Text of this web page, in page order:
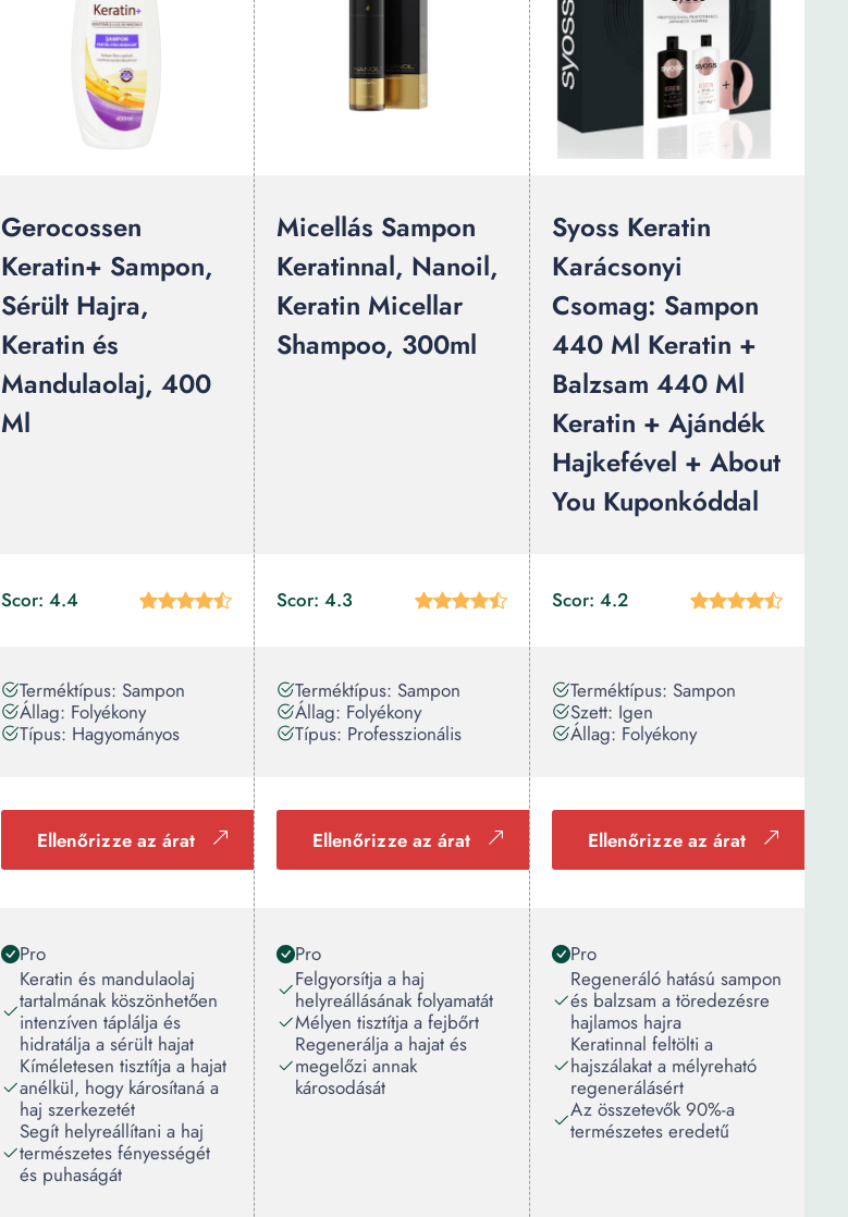
Gerocossen
Keratin+ Sampon,
Sérült Hajra,
Keratin és
Mandulaolaj, 400
Ml
Scor: 4.4
Terméktípus: Sampon
Állag: Folyékony
Típus: Hagyományos
Ellenőrizze az árat
Pro
Keratin és mandulaolaj
tartalmának köszönhetően
intenzíven táplálja és
hidratálja a sérült hajat
Kíméletesen tisztítja a hajat
anélkül, hogy károsítaná a
haj szerkezetét
Segít helyreállítani a haj
természetes fényességét
és puhaságát
Micellás Sampon
Keratinnal, Nanoil,
Keratin Micellar
Shampoo, 300ml
Scor: 4.3
Terméktípus: Sampon
Állag: Folyékony
Típus: Professzionális
Ellenőrizze az árat
Pro
Felgyorsítja a haj
helyreállásának folyamatát
Mélyen tisztítja a fejbőrt
Regenerálja a hajat és
megelőzi annak
károsodását
Syoss Keratin
Karácsonyi
Csomag: Sampon
440 Ml Keratin +
Balzsam 440 Ml
Keratin + Ajándék
Hajkefével + About
You Kuponkóddal
Scor: 4.2
Terméktípus: Sampon
Szett: Igen
Állag: Folyékony
Ellenőrizze az árat
Pro
Regeneráló hatású sampon
és balzsam a töredezésre
hajlamos hajra
Keratinnal feltölti a
hajszálakat a mélyreható
regenerálásért
Az összetevők 90%-a
természetes eredetű